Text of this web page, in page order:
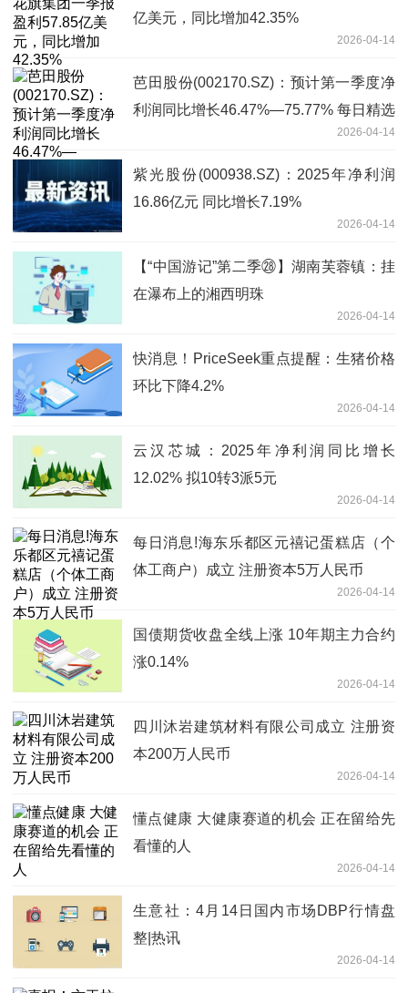
亿美元，同比增加42.35%
2026-04-14
芭田股份(002170.SZ)：预计第一季度净
利润同比增长46.47%—75.77% 每日精选
2026-04-14
紫光股份(000938.SZ)：2025年净利润
16.86亿元 同比增长7.19%
2026-04-14
【“中国游记”第二季㉘】湖南芙蓉镇：挂
在瀑布上的湘西明珠
2026-04-14
快消息！PriceSeek重点提醒：生猪价格
环比下降4.2%
2026-04-14
云汉芯城：2025年净利润同比增长
12.02% 拟10转3派5元
2026-04-14
每日消息!海东乐都区元禧记蛋糕店（个
体工商户）成立 注册资本5万人民币
2026-04-14
国债期货收盘全线上涨 10年期主力合约
涨0.14%
2026-04-14
四川沐岩建筑材料有限公司成立 注册资
本200万人民币
2026-04-14
懂点健康 大健康赛道的机会 正在留给先
看懂的人
2026-04-14
生意社：4月14日国内市场DBP行情盘
整|热讯
2026-04-14